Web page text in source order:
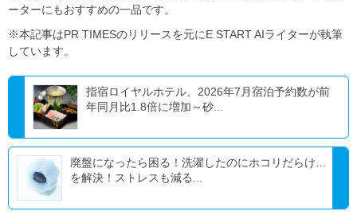
ーターにもおすすめの一品です。
※本記事はPR TIMESのリリースを元にE START AIライターが執筆
しています。
指宿ロイヤルホテル、2026年7月宿泊予約数が前
年同月比1.8倍に増加～砂...
廃盤になったら困る！洗濯したのにホコリだらけ…
を解決！ストレスも減る...